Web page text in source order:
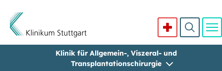
Direkt zum InhaltKlinik für Allgemein-, Viszeral- und
Transplantationschirurgie